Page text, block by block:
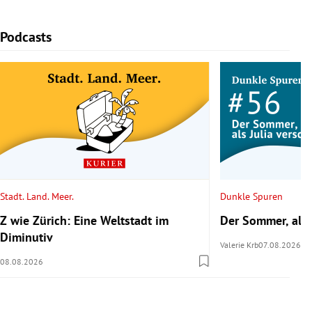
Podcasts
Slide 1 von 5
Stadt. Land. Meer.
Z wie Zürich: Eine Weltstadt im
Diminutiv
08.08.2026
Dunkle Spuren
Der Sommer,
Valerie Krb07.08.2026